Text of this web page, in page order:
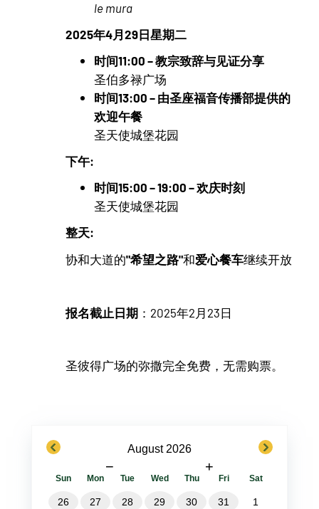
le mura
2025年4月29日星期二
时间11:00 – 教宗致辞与见证分享
圣伯多禄广场
时间13:00 – 由圣座福音传播部提供的
欢迎午餐
圣天使城堡花园
下午:
时间15:00 – 19:00 – 欢庆时刻
圣天使城堡花园
整天:
协和大道的"希望之路"和爱心餐车继续开放
报名截止日期 ：2025年2月23日
圣彼得广场的弥撒完全免费，无需购票。
previous August 2026
− +
next
Sun Mon Tue Wed Thu Fri Sat
26 27 28 29 30 31 1